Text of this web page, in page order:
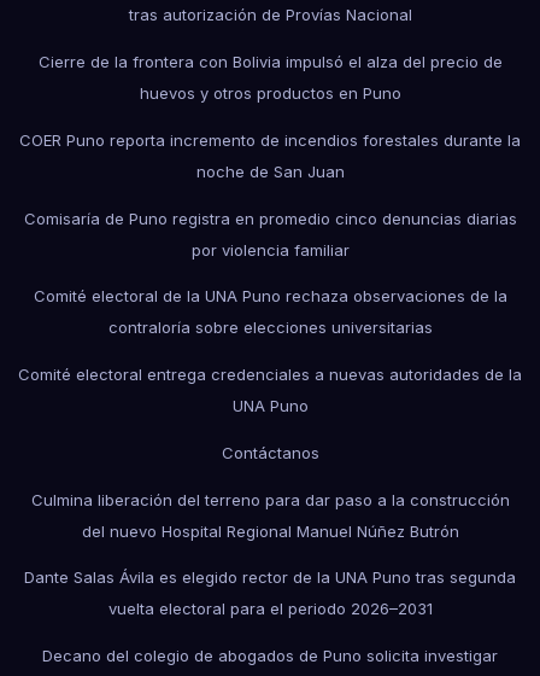
tras autorización de Provías Nacional
Cierre de la frontera con Bolivia impulsó el alza del precio de
huevos y otros productos en Puno
COER Puno reporta incremento de incendios forestales durante la
noche de San Juan
Comisaría de Puno registra en promedio cinco denuncias diarias
por violencia familiar
Comité electoral de la UNA Puno rechaza observaciones de la
contraloría sobre elecciones universitarias
Comité electoral entrega credenciales a nuevas autoridades de la
UNA Puno
Contáctanos
Culmina liberación del terreno para dar paso a la construcción
del nuevo Hospital Regional Manuel Núñez Butrón
Dante Salas Ávila es elegido rector de la UNA Puno tras segunda
vuelta electoral para el periodo 2026–2031
Decano del colegio de abogados de Puno solicita investigar